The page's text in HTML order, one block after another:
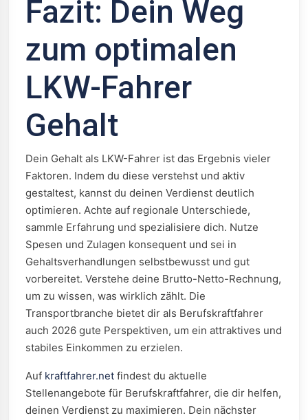
Fazit: Dein Weg
zum optimalen
LKW-Fahrer
Gehalt
Dein Gehalt als LKW-Fahrer ist das Ergebnis vieler
Faktoren. Indem du diese verstehst und aktiv
gestaltest, kannst du deinen Verdienst deutlich
optimieren. Achte auf regionale Unterschiede,
sammle Erfahrung und spezialisiere dich. Nutze
Spesen und Zulagen konsequent und sei in
Gehaltsverhandlungen selbstbewusst und gut
vorbereitet. Verstehe deine Brutto-Netto-Rechnung,
um zu wissen, was wirklich zählt. Die
Transportbranche bietet dir als Berufskraftfahrer
auch 2026 gute Perspektiven, um ein attraktives und
stabiles Einkommen zu erzielen.
Auf kraftfahrer.net findest du aktuelle
Stellenangebote für Berufskraftfahrer, die dir helfen,
deinen Verdienst zu maximieren. Dein nächster